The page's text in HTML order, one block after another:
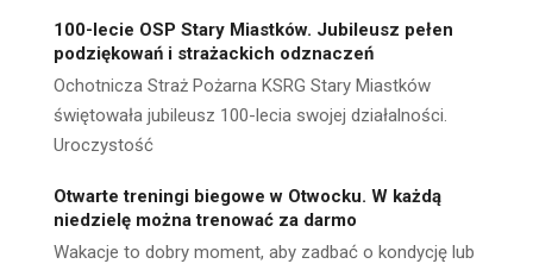
100-lecie OSP Stary Miastków. Jubileusz pełen
podziękowań i strażackich odznaczeń
Ochotnicza Straż Pożarna KSRG Stary Miastków
świętowała jubileusz 100-lecia swojej działalności.
Uroczystość
Otwarte treningi biegowe w Otwocku. W każdą
niedzielę można trenować za darmo
Wakacje to dobry moment, aby zadbać o kondycję lub